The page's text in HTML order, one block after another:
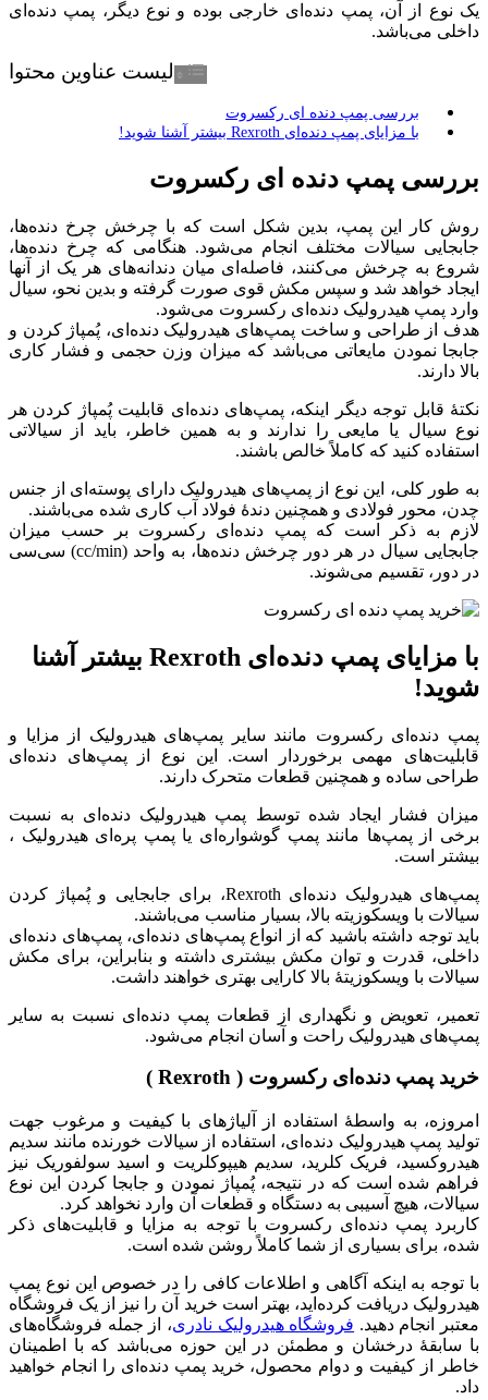
یک نوع از آن، پمپ دنده‌ای خارجی بوده و نوع دیگر، پمپ دنده‌ای
داخلی می‌باشد.
لیست عناوین محتوا
بررسی پمپ دنده ای رکسروت
با مزایای پمپ دنده‌ای Rexroth بیشتر آشنا شوید!
بررسی پمپ دنده ای رکسروت
روش کار این پمپ، بدین شکل است که با چرخش چرخ دنده‌ها،
جابجایی سیالات مختلف انجام می‌شود. هنگامی که چرخ دنده‌ها،
شروع به چرخش می‌کنند، فاصله‌ای میان دندانه‌های هر یک از آنها
ایجاد خواهد شد و سپس مکش قوی صورت گرفته و بدین نحو، سیال
وارد پمپ هیدرولیک دنده‌ای رکسروت می‌شود.
هدف از طراحی و ساخت پمپ‌های هیدرولیک دنده‌ای، پُمپاژ کردن و
جابجا نمودن مایعاتی می‌باشد که میزان وزن حجمی و فشار کاری
بالا دارند.
نکتۀ قابل توجه دیگر اینکه، پمپ‌های دنده‌ای قابلیت پُمپاژ کردن هر
نوع سیال یا مایعی را ندارند و به همین خاطر، باید از سیالاتی
استفاده کنید که کاملاً خالص باشند.
به طور کلی، این نوع از پمپ‌های هیدرولیک دارای پوسته‌ای از جنس
چدن، محور فولادی و همچنین دندۀ فولاد آب کاری شده می‌باشند.
لازم به ذکر است که پمپ‌ دنده‌ای رکسروت بر حسب میزان
جابجایی سیال در هر دور چرخش دنده‌ها، به واحد (cc/min) سی‌سی
در دور، تقسیم می‌شوند.
با مزایای پمپ دنده‌ای Rexroth بیشتر آشنا
شوید!
پمپ دنده‌ای رکسروت مانند سایر پمپ‌های هیدرولیک از مزایا و
قابلیت‌های مهمی برخوردار است. این نوع از پمپ‌های دنده‌ای
طراحی ساده و همچنین قطعات متحرک دارند.
میزان فشار ایجاد شده توسط پمپ هیدرولیک دنده‌ای به نسبت
برخی از پمپ‌ها مانند پمپ گوشواره‌ای یا پمپ پره‌ای هیدرولیک ،
بیشتر است.
پمپ‌های هیدرولیک دنده‌ای Rexroth، برای جابجایی و پُمپاژ کردن
سیالات با ویسکوزیته بالا، بسیار مناسب می‌باشند.
باید توجه داشته باشید که از انواع پمپ‌های دنده‌ای، پمپ‌های دنده‌ای
داخلی، قدرت و توان مکش بیشتری داشته و بنابراین، برای مکش
سیالات با ویسکوزیتۀ بالا کارایی بهتری خواهند داشت.
تعمیر، تعویض و نگهداری از قطعات پمپ دنده‌ای نسبت به سایر
پمپ‌های هیدرولیک راحت و آسان انجام می‌شود.
خرید پمپ دنده‌ای رکسروت ( Rexroth )
امروزه، به واسطۀ استفاده از آلیاژهای با کیفیت و مرغوب جهت
تولید پمپ هیدرولیک دنده‌ای، استفاده از سیالات خورنده مانند سدیم
هیدروکسید، فریک کلرید، سدیم هیپوکلریت و اسید سولفوریک نیز
فراهم شده است که در نتیجه، پُمپاژ نمودن و جابجا کردن این نوع
سیالات، هیچ آسیبی به دستگاه و قطعات آن وارد نخواهد کرد.
کاربرد پمپ‌ دنده‌ای رکسروت با توجه به مزایا و قابلیت‌های ذکر
شده، برای بسیاری از شما کاملاً روشن شده است.
با توجه به اینکه آگاهی و اطلاعات کافی را در خصوص این نوع پمپ
هیدرولیک دریافت کرده‌اید، بهتر است خرید آن را نیز از یک فروشگاه
معتبر انجام دهید. فروشگاه هیدرولیک نادری، از جمله فروشگاه‌های
با سابقۀ درخشان و مطمئن در این حوزه می‌باشد که با اطمینان
خاطر از کیفیت و دوام محصول، خرید پمپ دنده‌ای را انجام خواهید
داد.